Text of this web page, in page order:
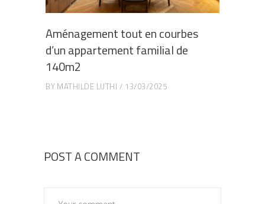
Aménagement tout en courbes
d’un appartement familial de
140m2
BY MATHILDE LUTHI 13/03/2025
POST A COMMENT